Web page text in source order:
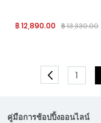
฿ 12,890.00 ฿ 13,330.00
Page Page
Previous
Page
1
คู่มือการช้อปปิ้งออนไลน์